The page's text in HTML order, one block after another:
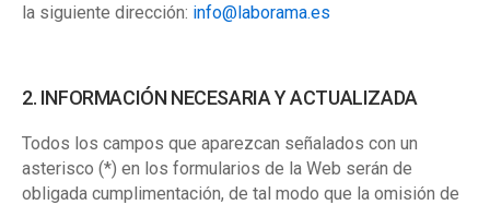
la siguiente dirección: info@laborama.es
2. INFORMACIÓN NECESARIA Y ACTUALIZADA
Todos los campos que aparezcan señalados con un
asterisco (*) en los formularios de la Web serán de
obligada cumplimentación, de tal modo que la omisión de